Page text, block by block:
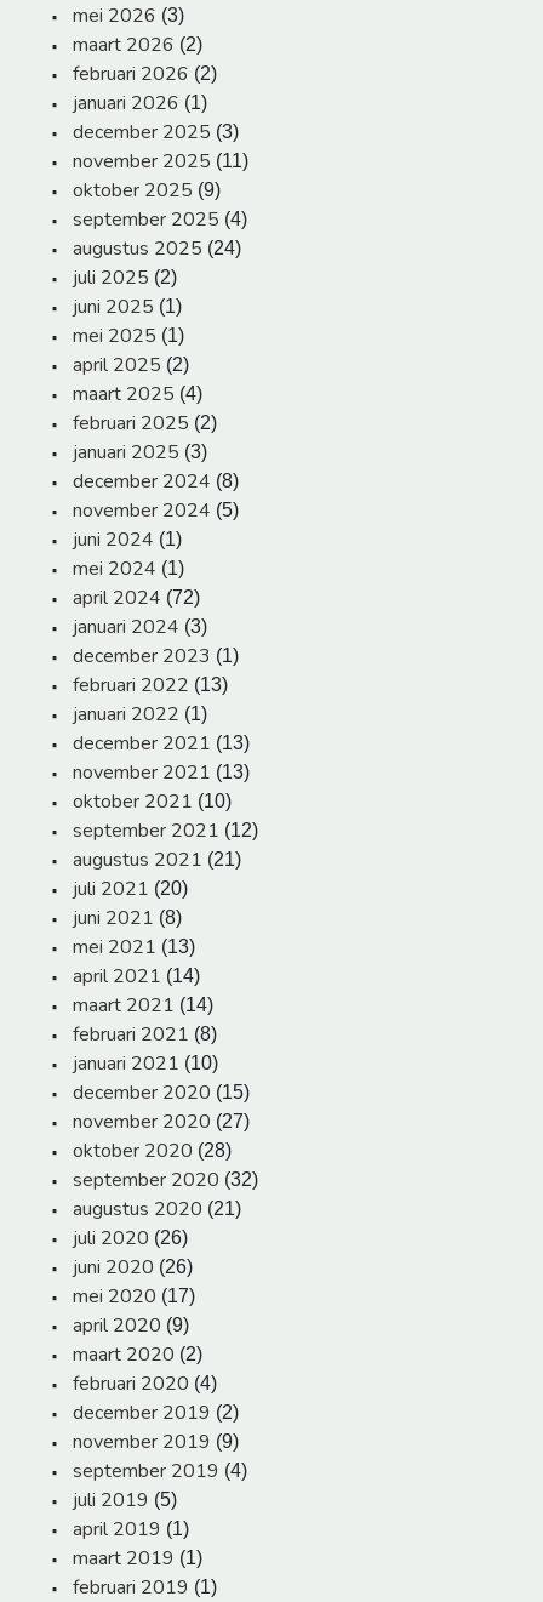
mei 2026 (3)
maart 2026 (2)
februari 2026 (2)
januari 2026 (1)
december 2025 (3)
november 2025 (11)
oktober 2025 (9)
september 2025 (4)
augustus 2025 (24)
juli 2025 (2)
juni 2025 (1)
mei 2025 (1)
april 2025 (2)
maart 2025 (4)
februari 2025 (2)
januari 2025 (3)
december 2024 (8)
november 2024 (5)
juni 2024 (1)
mei 2024 (1)
april 2024 (72)
januari 2024 (3)
december 2023 (1)
februari 2022 (13)
januari 2022 (1)
december 2021 (13)
november 2021 (13)
oktober 2021 (10)
september 2021 (12)
augustus 2021 (21)
juli 2021 (20)
juni 2021 (8)
mei 2021 (13)
april 2021 (14)
maart 2021 (14)
februari 2021 (8)
januari 2021 (10)
december 2020 (15)
november 2020 (27)
oktober 2020 (28)
september 2020 (32)
augustus 2020 (21)
juli 2020 (26)
juni 2020 (26)
mei 2020 (17)
april 2020 (9)
maart 2020 (2)
februari 2020 (4)
december 2019 (2)
november 2019 (9)
september 2019 (4)
juli 2019 (5)
april 2019 (1)
maart 2019 (1)
februari 2019 (1)